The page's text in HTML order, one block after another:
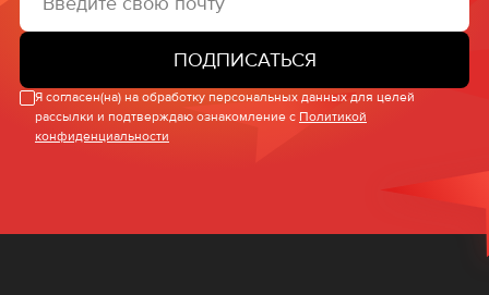
ПОДПИСАТЬСЯ
Я согласен(на) на обработку персональных данных для целей
рассылки и подтверждаю ознакомление с Политикой
конфиденциальности